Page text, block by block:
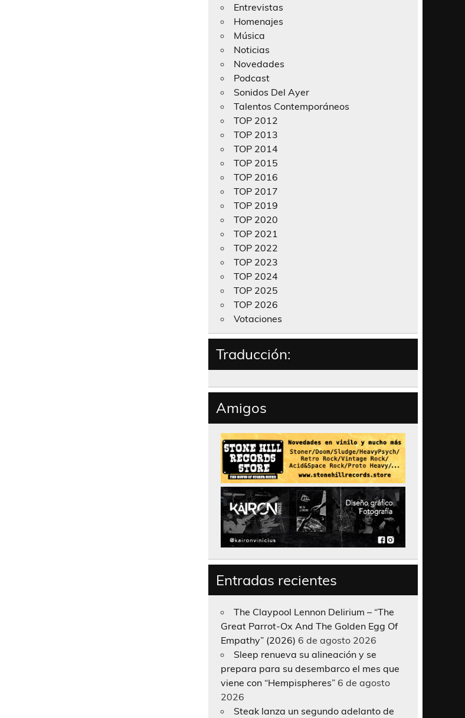
Entrevistas
Homenajes
Música
Noticias
Novedades
Podcast
Sonidos Del Ayer
Talentos Contemporáneos
TOP 2012
TOP 2013
TOP 2014
TOP 2015
TOP 2016
TOP 2017
TOP 2019
TOP 2020
TOP 2021
TOP 2022
TOP 2023
TOP 2024
TOP 2025
TOP 2026
Votaciones
Traducción:
Amigos
Entradas recientes
The Claypool Lennon Delirium – “The
Great Parrot-Ox And The Golden Egg Of
Empathy” (2026) 6 de agosto 2026
Sleep renueva su alineación y se
prepara para su desembarco el mes que
viene con “Hempispheres” 6 de agosto
2026
Steak lanza un segundo adelanto de